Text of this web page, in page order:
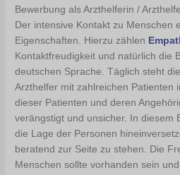
Bewerbung als Arzthelferin /
Der intensive Kontakt zu Menschen
Eigenschaften. Hierzu zählen
Kontaktfreudigkeit und natürlich die
deutschen Sprache. Täglich steht
Arzthelfer mit zahlreichen Patienten
dieser Patienten und deren
verängstigt und unsicher. In diesem
die Lage der Personen
beratend zur Seite zu stehen. Die
Menschen sollte vorhanden sein